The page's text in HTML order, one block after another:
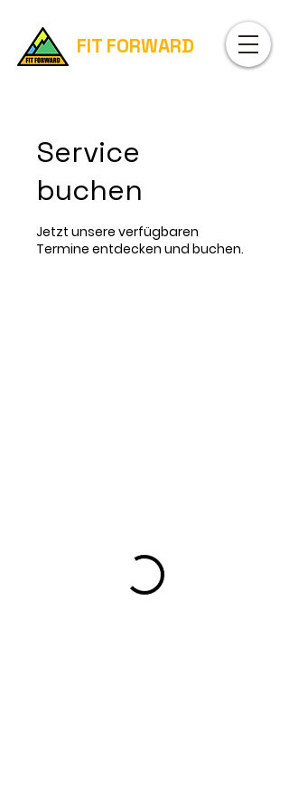
FIT FORWARD
Service
buchen
Jetzt unsere verfügbaren
Termine entdecken und buchen.